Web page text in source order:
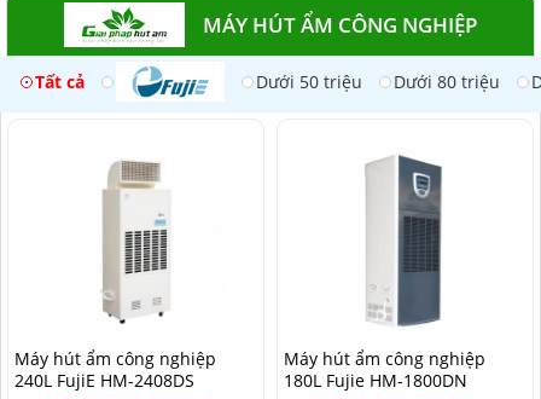
MÁY HÚT ẨM CÔNG NGHIỆP
Tất cả Dưới 50 triệu Dưới 80 triệu
Máy hút ẩm công nghiệp
240L FujiE HM-2408DS​
Máy hút ẩm công nghiệp
180L Fujie HM-1800DN